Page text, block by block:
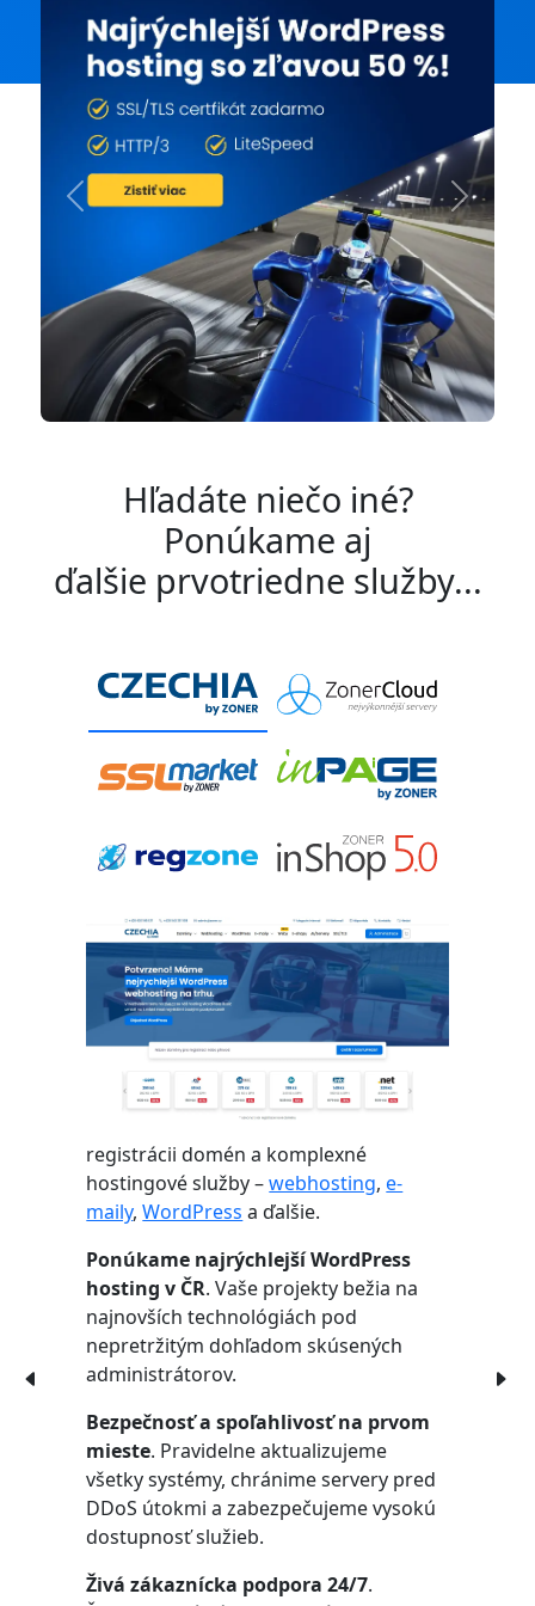
Previous Next
Hľadáte niečo iné?
Ponúkame aj
ďalšie prvotriedne služby...
registrácii domén a komplexné
hostingové služby –webhosting,e-
maily,WordPress a ďalšie.
Ponúkame najrýchlejší WordPress
hosting v ČR. Vaše projekty bežia na
najnovších technológiách pod
nepretržitým dohľadom skúsených
administrátorov.
Bezpečnosť a spoľahlivosť na prvom
mieste. Pravidelne aktualizujeme
všetky systémy, chránime servery pred
DDoS útokmi a zabezpečujeme vysokú
dostupnosť služieb.
Živá zákaznícka podpora 24/7.